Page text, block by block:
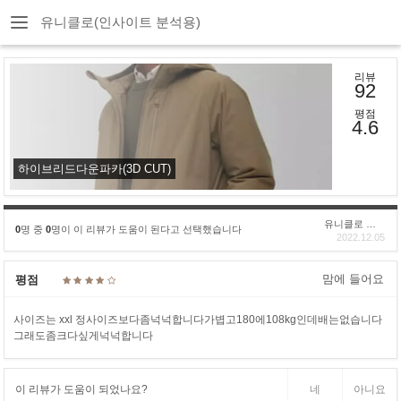
유니클로(인사이트 분석용)
하이브리드다운파카(3D CUT)
리뷰
92
평점
4.6
0명 중 0명이 이 리뷰가 도움이 된다고 선택했습니다
2022.12.05
평점 맘에 들어요
사이즈는 xxl 정사이즈보다좀넉넉합니다가볍고180에108kg인데배는없습니다
그래도좀크다싶게넉넉합니다
이 리뷰가 도움이 되었나요? 네 아니요